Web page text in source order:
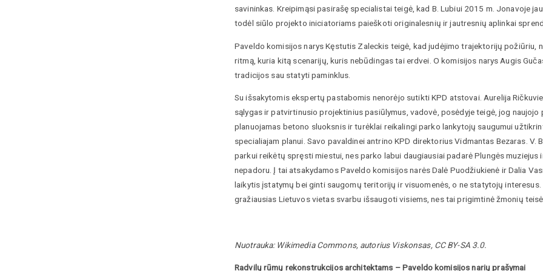
savininkas. Kreipimąsi pasirašę specialistai teigė, kad B. Lubiui 2015 m. Jonavoje
todėl siūlo projekto iniciatoriams paieškoti originalesnių ir jautresnių aplinkai
Paveldo komisijos narys Kęstutis Zaleckis teigė, kad judėjimo trajektorijų požiūriu,
ritmą, kuria kitą scenarijų, kuris nebūdingas tai erdvei. O komisijos narys Augis
tradicijos sau statyti paminklus.
Su išsakytomis ekspertų pastabomis nenorėjo sutikti KPD atstovai. Aurelija
sąlygas ir patvirtinusio projektinius pasiūlymus, vadovė, posėdyje teigė, jog
planuojamas betono sluoksnis ir turėklai reikalingi parko lankytojų saugumui
specialiajam planui. Savo pavaldinei antrino KPD direktorius Vidmantas Bezaras.
parkui reikėtų spręsti miestui, nes parko labui daugiausiai padarė Plungės
nepadoru. Į tai atsakydamos Paveldo komisijos narės Dalė Puodžiukienė ir Dalia
laikytis įstatymų bei ginti saugomų teritorijų ir visuomenės, o ne statytojų
gražiausias Lietuvos vietas svarbu išsaugoti visiems, nes tai prigimtinė žmonių
Nuotrauka: Wikimedia Commons, autorius Viskonsas, CC BY-SA 3.0.
Radvilų rūmų rekonstrukcijos architektams – Paveldo komisijos narių prašymai